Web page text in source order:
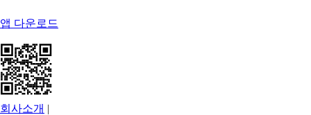
앱 다운로드
회사소개 |